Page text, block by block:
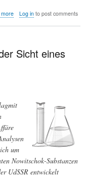
about
Arzneimittel-
Log into post comments
Sicht eines
um
Nowitschok-Substanzen
UdSSR entwickelt